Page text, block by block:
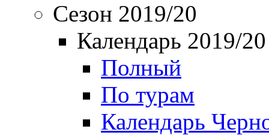
Сезон 2019/20
Календарь 2019/20
Полный
По турам
Календарь